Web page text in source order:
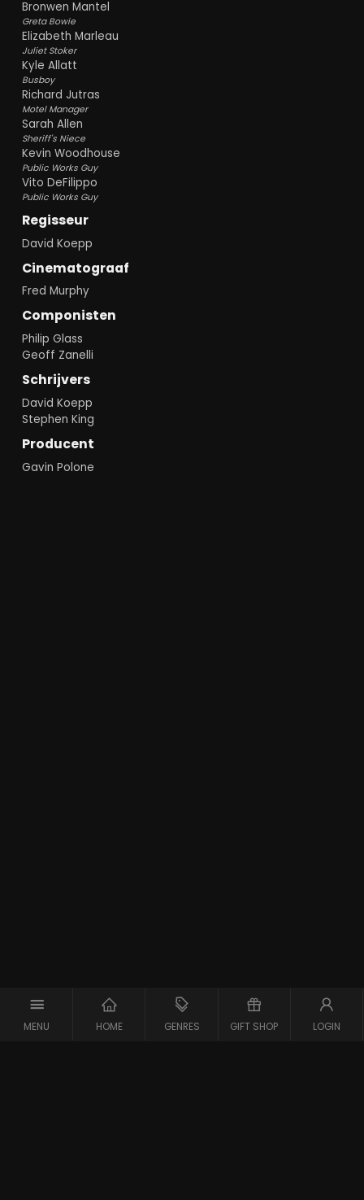
MENU HOME GENRES GIFT SHOP LOGIN
Bronwen Mantel
Greta Bowie
Elizabeth Marleau
Juliet Stoker
Kyle Allatt
Busboy
Richard Jutras
Motel Manager
Sarah Allen
Sheriff's Niece
Kevin Woodhouse
Public Works Guy
Vito DeFilippo
Public Works Guy
Regisseur
David Koepp
Cinematograaf
Fred Murphy
Componisten
Philip Glass
Geoff Zanelli
Schrijvers
David Koepp
Stephen King
Producent
Gavin Polone